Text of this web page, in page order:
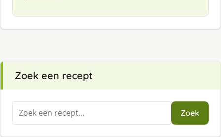
Zoek een recept
Zoeken
naar:
Zoek